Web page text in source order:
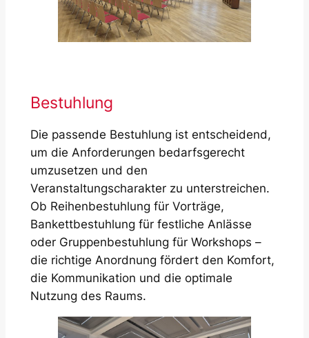
Bestuhlung
Die passende Bestuhlung ist entscheidend,
um die Anforderungen bedarfsgerecht
umzusetzen und den
Veranstaltungscharakter zu unterstreichen.
Ob Reihenbestuhlung für Vorträge,
Bankettbestuhlung für festliche Anlässe
oder Gruppenbestuhlung für Workshops –
die richtige Anordnung fördert den Komfort,
die Kommunikation und die optimale
Nutzung des Raums.